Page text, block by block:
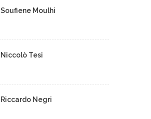
Soufiene Moulhi
Niccolò Tesi
Riccardo Negri